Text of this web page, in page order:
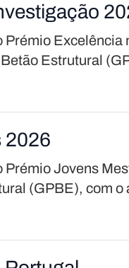
Excelência
Estrutural
2026
Jovens
(GPBE), com o